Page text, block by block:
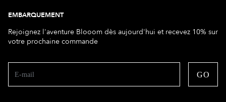
EMBARQUEMENT
Rejoignez l'aventure Blooom dès aujourd'hui et recevez 10% sur
votre prochaine commande
E-mail GO